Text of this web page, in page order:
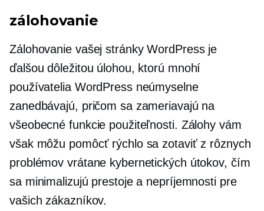
zálohovanie
Zálohovanie vašej stránky WordPress je
ďalšou dôležitou úlohou, ktorú mnohí
používatelia WordPress neúmyselne
zanedbávajú, pričom sa zameriavajú na
všeobecné funkcie použiteľnosti. Zálohy vám
však môžu pomôcť rýchlo sa zotaviť z rôznych
problémov vrátane kybernetických útokov, čím
sa minimalizujú prestoje a nepríjemnosti pre
vašich zákazníkov.